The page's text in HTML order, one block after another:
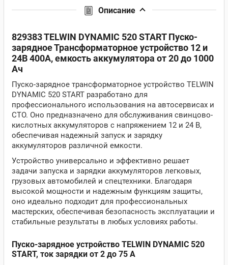
Описание
829383 TELWIN DYNAMIC 520 START Пуско-
зарядное Трансформаторное устройство 12 и
24В 400A, емкость аккумулятора от 20 до 1000
Ач
Пуско-зарядное трансформаторное устройство TELWIN
DYNAMIC 520 START разработано для
профессионального использования на автосервисах и
СТО. Оно предназначено для обслуживания свинцово-
кислотных аккумуляторов с напряжением 12 и 24 В,
обеспечивая надежный запуск и зарядку
аккумуляторов различной емкости.
Устройство универсально и эффективно решает
задачи запуска и зарядки аккумуляторов легковых,
грузовых автомобилей и спецтехники. Благодаря
высокой мощности и надежным функциям защиты,
оно идеально подходит для профессиональных
мастерских, обеспечивая безопасность эксплуатации и
стабильные результаты в любых условиях работы.
Пуско-зарядное устройство TELWIN DYNAMIC 520
START, ток зарядки от 2 до 75 А